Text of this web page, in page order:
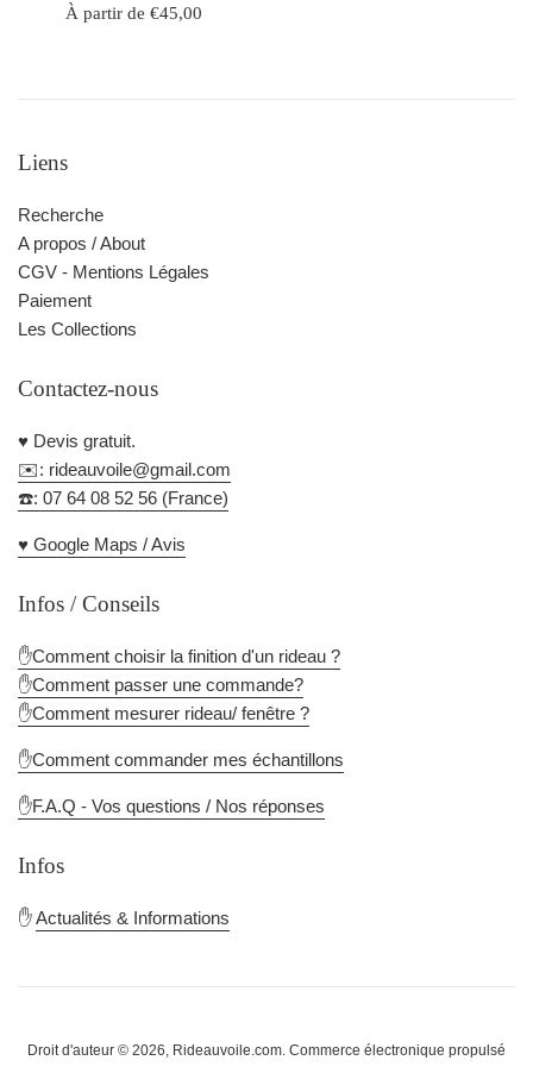
À partir de €45,00
Liens
Recherche
A propos / About
CGV - Mentions Légales
Paiement
Les Collections
Contactez-nous
♥️ Devis gratuit.
✉️: rideauvoile@gmail.com
☎️: 07 64 08 52 56 (France)
♥️ Google Maps / Avis
Infos / Conseils
✋Comment choisir la finition d'un rideau ?
✋Comment passer une commande?
✋Comment mesurer rideau/ fenêtre ?
✋Comment commander mes échantillons
✋F.A.Q - Vos questions / Nos réponses
Infos
✋Actualités & Informations
Droit d'auteur © 2026, Rideauvoile.com. Commerce électronique propulsé